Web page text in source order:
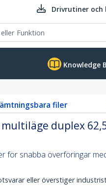
Drivrutiner
Knowledge
filer
duplex
för snabba överföringar
eller överstiger